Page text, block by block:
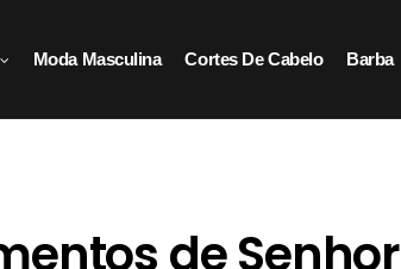
Moda Masculina Cortes De Cabelo Barba
de